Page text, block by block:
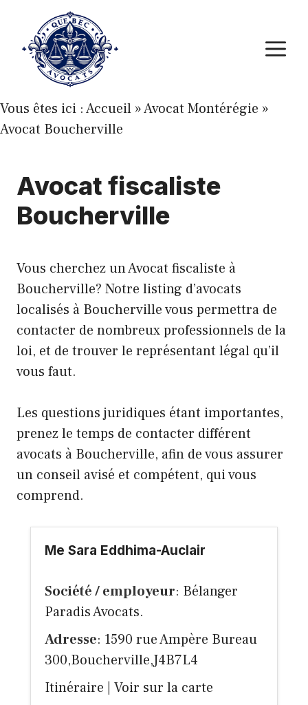
contenu
Vous êtes ici :Accueil »Avocat Montérégie »
Avocat Boucherville
Avocat fiscaliste
Boucherville
Vous cherchez un Avocat fiscaliste à
Boucherville? Notre listing d’avocats
localisés à Boucherville vous permettra de
contacter de nombreux professionnels de la
loi, et de trouver le représentant légal qu’il
vous faut.
Les questions juridiques étant importantes,
prenez le temps de contacter différent
avocats à Boucherville, afin de vous assurer
un conseil avisé et compétent, qui vous
comprend.
Me Sara Eddhima-Auclair
Société / employeur: Bélanger
Paradis Avocats.
Adresse: 1590 rue Ampère Bureau
300,Boucherville,J4B7L4
Itinéraire
Voir sur la carte